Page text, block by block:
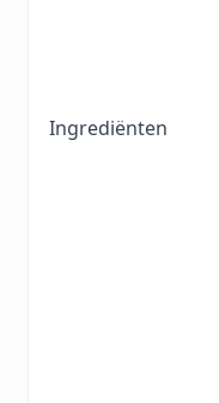
Ingrediënten